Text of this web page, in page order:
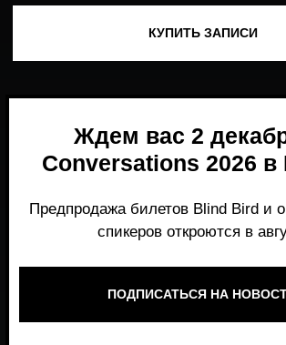
ПОДПИСАТЬСЯ НА НОВОСТИ
Место, где можно получить честный,
работает и формирует рынок генеративного